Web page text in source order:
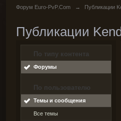
Форум Euro-PvP.Com → Публикации
Публикации
По типу контента
Форумы
По пользователю
Темы и сообщения
Все темы